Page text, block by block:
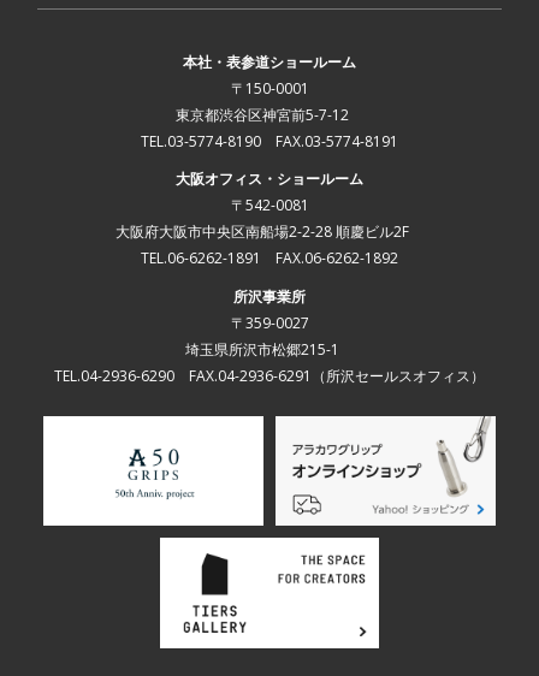
本社・表参道ショールーム
〒150-0001
東京都渋谷区神宮前5-7-12
TEL.03-5774-8190 FAX.03-5774-8191
大阪オフィス・ショールーム
〒542-0081
大阪府大阪市中央区南船場2-2-28 順慶ビル2F
TEL.06-6262-1891 FAX.06-6262-1892
所沢事業所
〒359-0027
埼玉県所沢市松郷215-1
TEL.04-2936-6290 FAX.04-2936-6291 （所沢セールスオフィス）